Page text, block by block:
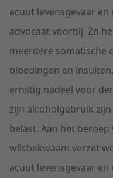
acuut levensgevaar
advocaat voorbij. Zo
meerdere somatische
bloedingen en
ernstig nadeel voor
zijn alcoholgebruik
belast. Aan het beroep
wilsbekwaam verzet
acuut levensgevaar